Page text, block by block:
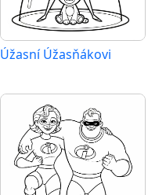
Úžasní Úžasňákovi